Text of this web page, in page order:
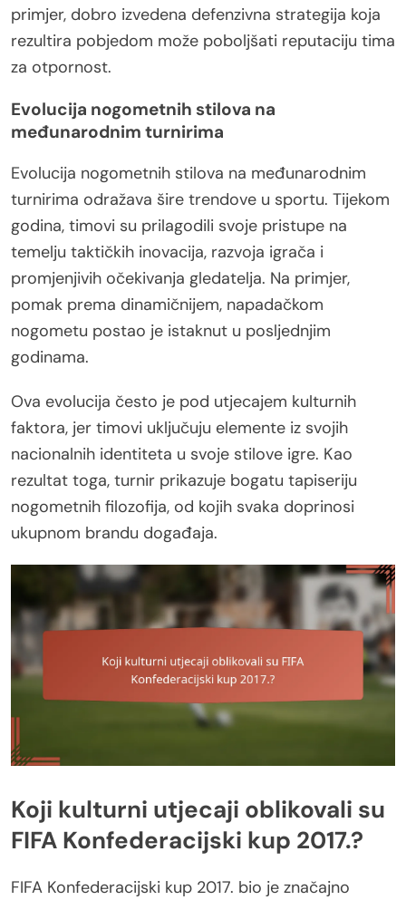
primjer, dobro izvedena defenzivna strategija koja
rezultira pobjedom može poboljšati reputaciju tima
za otpornost.
Evolucija nogometnih stilova na
međunarodnim turnirima
Evolucija nogometnih stilova na međunarodnim
turnirima odražava šire trendove u sportu. Tijekom
godina, timovi su prilagodili svoje pristupe na
temelju taktičkih inovacija, razvoja igrača i
promjenjivih očekivanja gledatelja. Na primjer,
pomak prema dinamičnijem, napadačkom
nogometu postao je istaknut u posljednjim
godinama.
Ova evolucija često je pod utjecajem kulturnih
faktora, jer timovi uključuju elemente iz svojih
nacionalnih identiteta u svoje stilove igre. Kao
rezultat toga, turnir prikazuje bogatu tapiseriju
nogometnih filozofija, od kojih svaka doprinosi
ukupnom brandu događaja.
Koji kulturni utjecaji oblikovali su
FIFA Konfederacijski kup 2017.?
FIFA Konfederacijski kup 2017. bio je značajno